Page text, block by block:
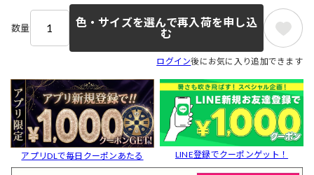
数量
色・サイズを選んで再入荷を申し込
む
ログイン後にお気に入り追加できます
アプリDLで毎日クーポンあたる LINE登録でクーポンゲット！